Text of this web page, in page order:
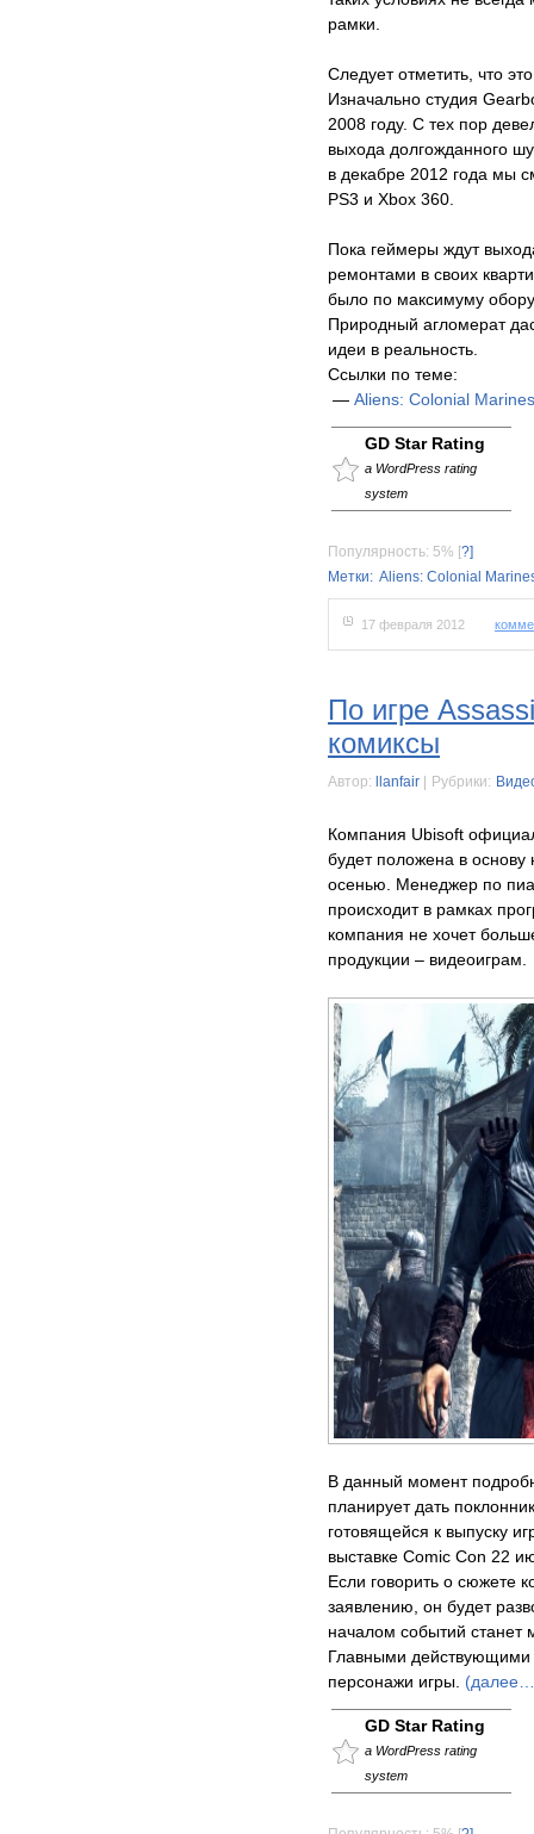
рамки.
Следует отметить, что
Изначально студия
2008 году. С тех пор
выхода долгожданного
в декабре 2012 года мы
PS3 и Xbox 360.
Пока геймеры ждут
ремонтами в своих
было по максимуму
Природный агломерат
идеи в реальность.
Ссылки по теме:
— Aliens: Colonial
GD Star Rating
a WordPress rating
system
Популярность: 5% [?]
Метки: Aliens: Colonial
17 февраля 2012
По игре
комиксы
Автор: llanfair Рубрики:
Компания Ubisoft
будет положена в основу
осенью. Менеджер по
происходит в рамках
компания не хочет
продукции – видеоиграм.
В данный момент
планирует дать
готовящейся к выпуску
выставке Comic Con 22
Если говорить о сюжете
заявлению, он будет
началом событий станет
Главными действующими
персонажи игры.
GD Star Rating
a WordPress rating
system